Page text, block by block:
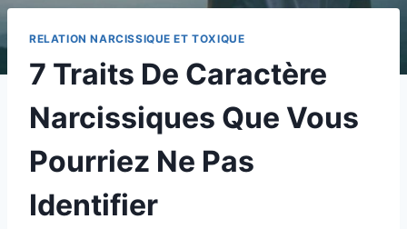
RELATION NARCISSIQUE ET TOXIQUE
7 Traits De Caractère
Narcissiques Que Vous
Pourriez Ne Pas
Identifier